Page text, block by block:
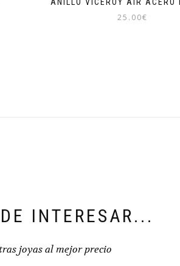
25.00€
INTERESAR...
joyas al mejor precio